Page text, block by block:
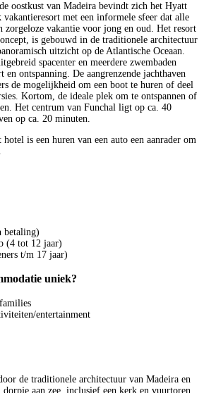
oostkust van Madeira bevindt zich het Hyatt
met een informele sfeer dat alle
zorgeloze vakantie voor jong en oud. Het resort
is gebouwd in de traditionele architectuur
uitzicht op de Atlantische Oceaan.
spacenter en meerdere zwembaden
ontspanning. De aangrenzende jachthaven
de mogelijkheid om een boot te huren of deel
Kortom, de ideale plek om te ontspannen of
Het centrum van Funchal ligt op ca. 40
op ca. 20 minuten.
is een huren van een auto een aanrader om
betaling)
(4 tot 12 jaar)
t/m 17 jaar)
uniek?
entertainment
de traditionele architectuur van Madeira en
aan zee, inclusief een kerk en vuurtoren.